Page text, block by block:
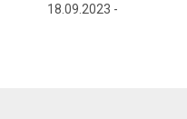
18.09.2023 -